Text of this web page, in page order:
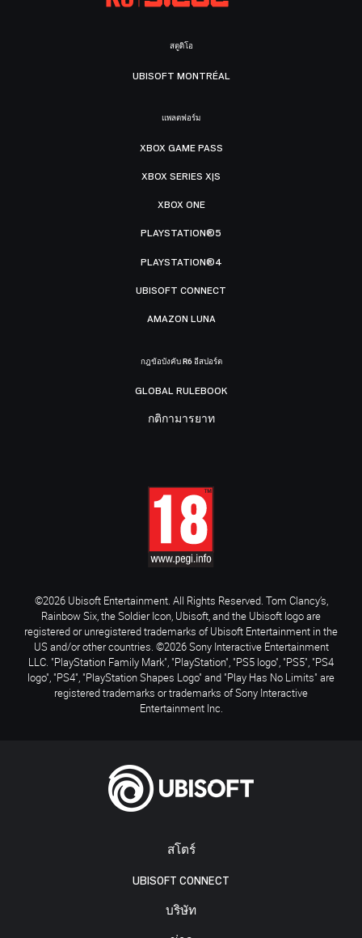
สโตร์
UBISOFT CONNECT
บริษัท
สตูดิโอ
UBISOFT MONTRÉAL
แพลตฟอร์ม
XBOX GAME PASS
XBOX SERIES X|S
XBOX ONE
PLAYSTATION®5
PLAYSTATION®4
UBISOFT CONNECT
AMAZON LUNA
กฎข้อบังคับ R6 อีสปอร์ต
GLOBAL RULEBOOK
กติกามารยาท
©2026 Ubisoft Entertainment. All Rights Reserved. Tom Clancy’s,
Rainbow Six, the Soldier Icon, Ubisoft, and the Ubisoft logo are
registered or unregistered trademarks of Ubisoft Entertainment in the
US and/or other countries. ©2026 Sony Interactive Entertainment
LLC. "PlayStation Family Mark", "PlayStation", "PS5 logo", "PS5", "PS4
logo", "PS4", "PlayStation Shapes Logo" and "Play Has No Limits" are
registered trademarks or trademarks of Sony Interactive
Entertainment Inc.